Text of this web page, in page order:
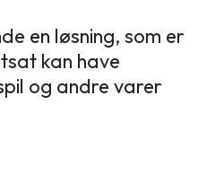
en løsning, som er
kan have
og andre varer